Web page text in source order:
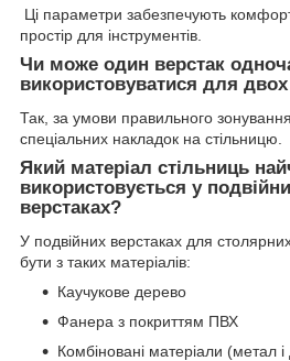
Ці параметри забезпечують
простір для інструментів.
Чи може один верстак
використовуватися для двох
Так, за умови правильного
спеціальних накладок на стільницю.
Який матеріал стільниць
використовується у
верстаках?
У подвійних верстаках для
бути з таких матеріалів:
Каучукове дерево
Фанера з покриттям ПВХ
Комбіновані матеріали (метал і